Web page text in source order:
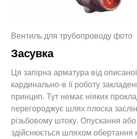
Вентиль для трубопроводу фото
Засувка
Ця запірна арматура від
кардинально-в її роботу
принцип. Тут немає ніяких
перегороджує шлях плоска
різьбовому штоку. Опускання або
здійснюється шляхом обертання